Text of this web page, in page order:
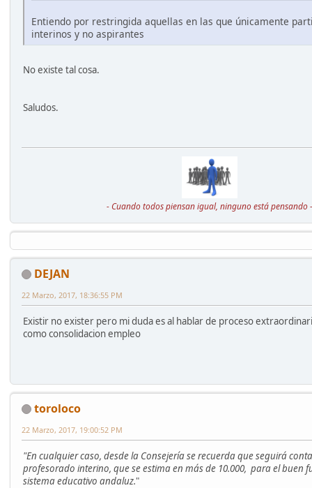
Entiendo por restringida aquellas en las que únicamente
interinos y no aspirantes
No existe tal cosa.
Saludos.
- Cuando todos piensan igual, ninguno está pensando -
DEJAN
22 Marzo, 2017, 18:36:55 PM
Existir no exister pero mi duda es al hablar de proceso
como consolidacion empleo
toroloco
22 Marzo, 2017, 19:00:52 PM
"En cualquier caso, desde la Consejería se recuerda que seguirá
profesorado interino, que se estima en más de 10.000, para el buen
sistema educativo andaluz."